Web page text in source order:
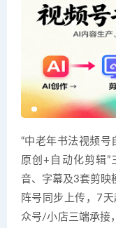
“中老年书法视频号
原创+自动化剪辑
音、字幕及3套剪映
阵号同步上传，7
众号/小店三端承接